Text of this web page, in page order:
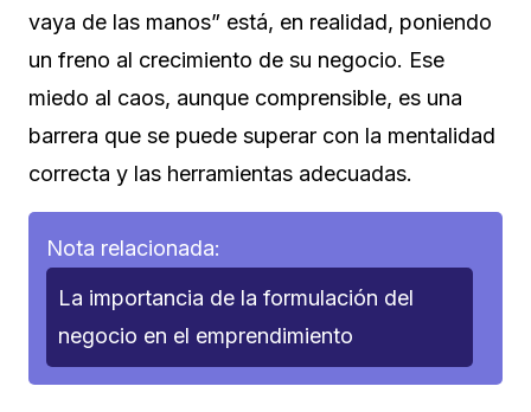
vaya de las manos” está, en realidad, poniendo
un freno al crecimiento de su negocio. Ese
miedo al caos, aunque comprensible, es una
barrera que se puede superar con la mentalidad
correcta y las herramientas adecuadas.
Nota relacionada:
La importancia de la formulación del
negocio en el emprendimiento